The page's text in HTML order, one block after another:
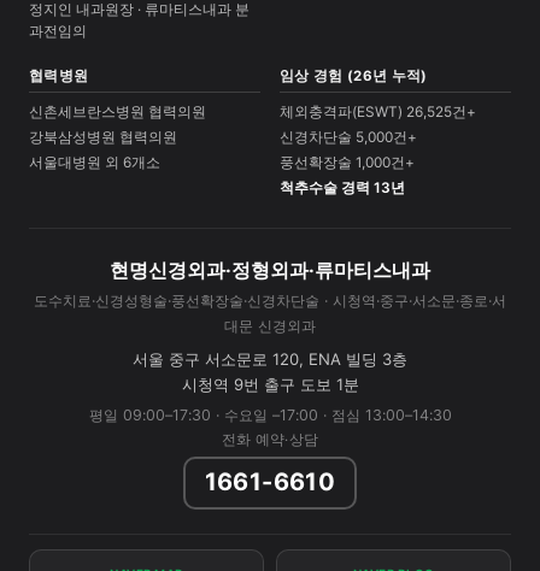
정지인 내과원장 · 류마티스내과 분
과전임의
협력병원
신촌세브란스병원 협력의원
강북삼성병원 협력의원
서울대병원 외 6개소
임상 경험 (26년 누적)
체외충격파(ESWT) 26,525건+
신경차단술 5,000건+
풍선확장술 1,000건+
척추수술 경력 13년
현명신경외과·정형외과·류마티스내과
도수치료·신경성형술·풍선확장술·신경차단술 · 시청역·중구·서소문·종로·서
대문 신경외과
서울 중구 서소문로 120, ENA 빌딩 3층
시청역 9번 출구 도보 1분
평일 09:00–17:30 · 수요일 –17:00 · 점심 13:00–14:30
전화 예약·상담
1661-6610